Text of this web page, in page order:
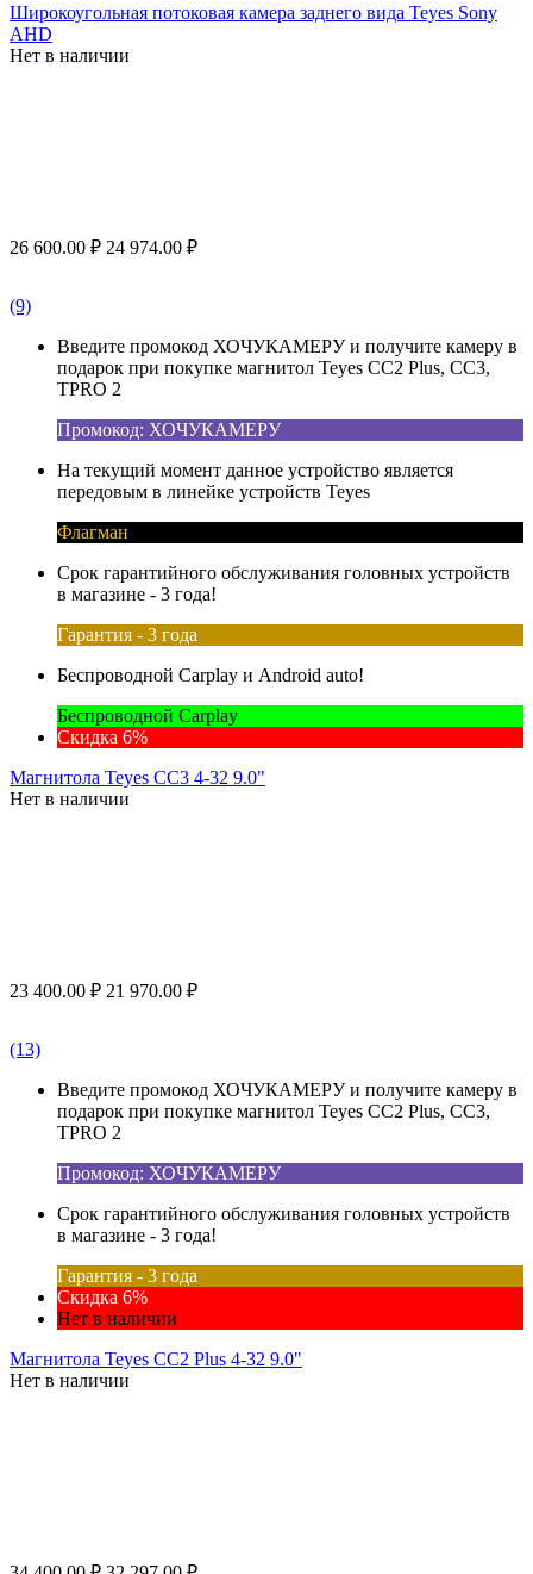
Широкоугольная потоковая камера заднего вида Teyes Sony
AHD
Нет в наличии
26 600.00 ₽ 24 974.00 ₽
(9)
Введите промокод ХОЧУКАМЕРУ и получите камеру в
подарок при покупке магнитол Teyes CC2 Plus, CC3,
TPRO 2
Промокод: ХОЧУКАМЕРУ
На текущий момент данное устройство является
передовым в линейке устройств Teyes
Флагман
Срок гарантийного обслуживания головных устройств
в магазине - 3 года!
Гарантия - 3 года
Беспроводной Carplay и Android auto!
Беспроводной Carplay
Скидка 6%
Магнитола Teyes CC3 4-32 9.0"
Нет в наличии
23 400.00 ₽ 21 970.00 ₽
(13)
Введите промокод ХОЧУКАМЕРУ и получите камеру в
подарок при покупке магнитол Teyes CC2 Plus, CC3,
TPRO 2
Промокод: ХОЧУКАМЕРУ
Срок гарантийного обслуживания головных устройств
в магазине - 3 года!
Гарантия - 3 года
Скидка 6%
Нет в наличии
Магнитола Teyes CC2 Plus 4-32 9.0"
Нет в наличии